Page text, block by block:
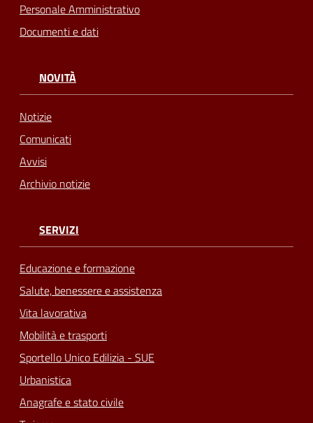
Personale Amministrativo
Documenti e dati
NOVITÀ
Notizie
Comunicati
Avvisi
Archivio notizie
SERVIZI
Educazione e formazione
Salute, benessere e assistenza
Vita lavorativa
Mobilità e trasporti
Sportello Unico Edilizia - SUE
Urbanistica
Anagrafe e stato civile